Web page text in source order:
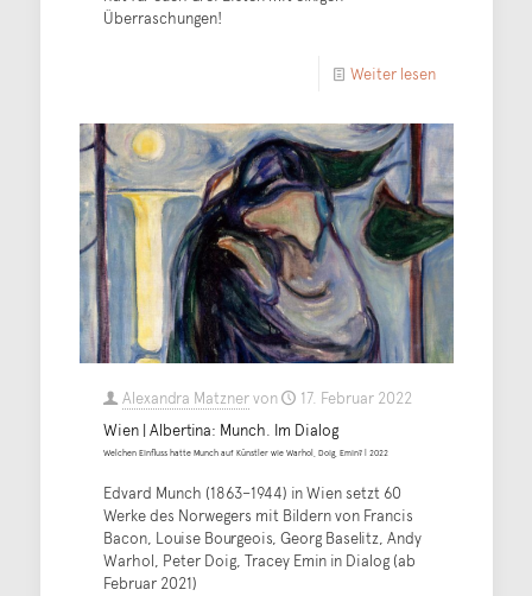
Überraschungen!
Weiter lesen
Alexandra Matznervon
17. Februar 2022
Wien | Albertina: Munch. Im Dialog
Welchen Einfluss hatte Munch auf Künstler wie Warhol, Doig, Emin? | 2022
Edvard Munch (1863–1944) in Wien setzt 60
Werke des Norwegers mit Bildern von Francis
Bacon, Louise Bourgeois, Georg Baselitz, Andy
Warhol, Peter Doig, Tracey Emin in Dialog (ab
Februar 2021)